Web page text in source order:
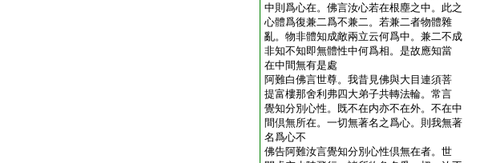
中則爲心在。佛言汝心若在根塵之中。此之
心體爲復兼二爲不兼二。若兼二者物體雜
亂。物非體知成敵兩立云何爲中。兼二不成
非知不知即無體性中何爲相。是故應知當
在中間無有是處
阿難白佛言世尊。我昔見佛與大目連須菩
提富樓那舍利弗四大弟子共轉法輪。常言
覺知分別心性。既不在内亦不在外。不在中
間倶無所在。一切無著名之爲心。則我無著
名爲心不
佛告阿難汝言覺知分別心性倶無在者。世